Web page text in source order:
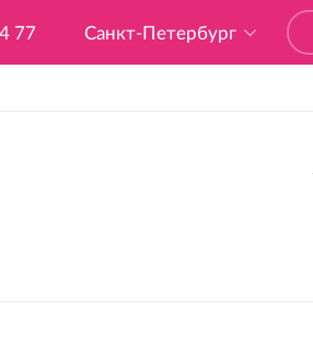
Санкт-Петербург
77